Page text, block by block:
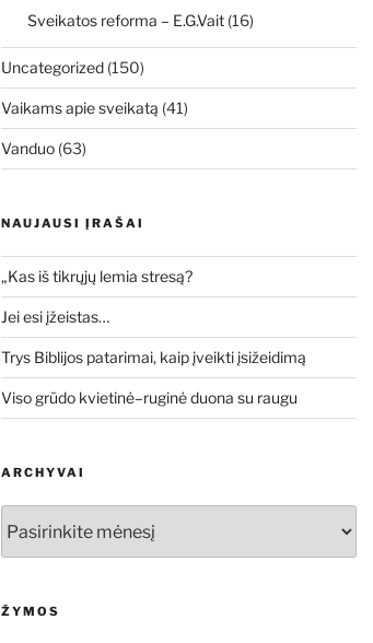
Sveikatos reforma – E.G.Vait(16)
Uncategorized(150)
Vaikams apie sveikatą (41)
Vanduo(63)
NAUJAUSI ĮRAŠAI
„Kas iš tikrųjų lemia stresą?
Jei esi įžeistas…
Trys Biblijos patarimai, kaip įveikti įsižeidimą
Viso grūdo kvietinė–ruginė duona su raugu
ARCHYVAI
ŽYMOS